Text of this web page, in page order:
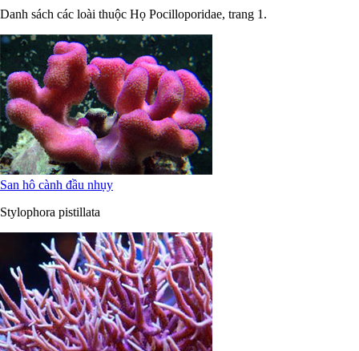
Danh sách các loài thuộc Họ Pocilloporidae, trang 1.
San hô cành đầu nhụy
Stylophora pistillata